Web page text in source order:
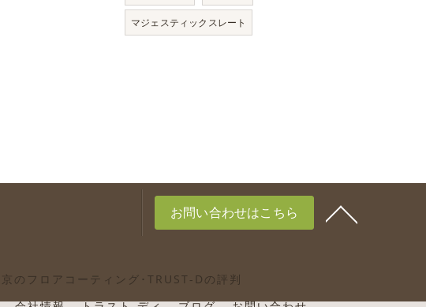
マジェスティックスレート
お問い合わせはこちら
のフロアコーティング･TRUST-Dの評判